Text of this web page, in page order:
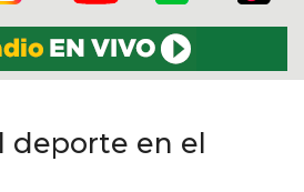
deporte en el